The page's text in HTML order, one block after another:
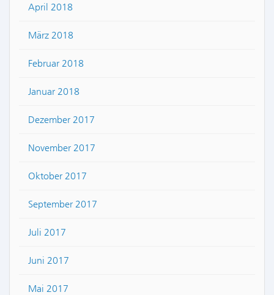
April 2018
März 2018
Februar 2018
Januar 2018
Dezember 2017
November 2017
Oktober 2017
September 2017
Juli 2017
Juni 2017
Mai 2017